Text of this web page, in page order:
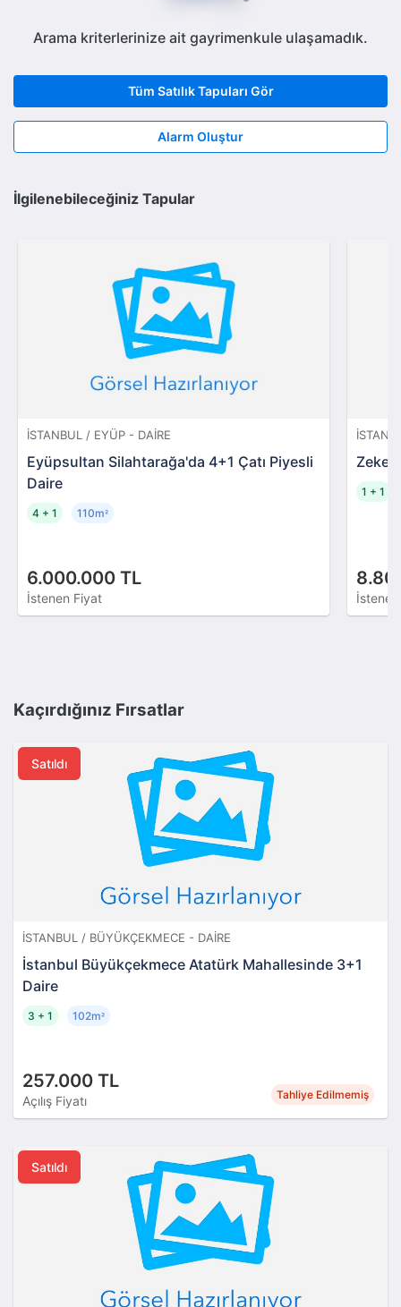
Arama kriterlerinize ait gayrimenkule ulaşamadık.
Tüm Satılık Tapuları Gör
Alarm Oluştur
İlgilenebileceğiniz Tapular
İSTANBUL / EYÜP - DAIRE
Eyüpsultan Silahtarağa'da 4+1 Çatı Piyesli
Daire
6.000.000 TL
İstenen Fiyat
4 + 1 110m²
1 + 1
Kaçırdığınız Fırsatlar
Satıldı
İSTANBUL / BÜYÜKÇEKMECE - DAIRE
İstanbul Büyükçekmece Atatürk Mahallesinde 3+1
Daire
257.000 TL
Açılış Fiyatı Tahliye Edilmemiş
3 + 1 102m²
Satıldı